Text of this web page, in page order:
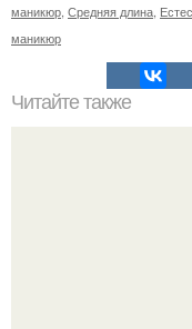
маникюр Средняя длина
маникюр
Читайте также